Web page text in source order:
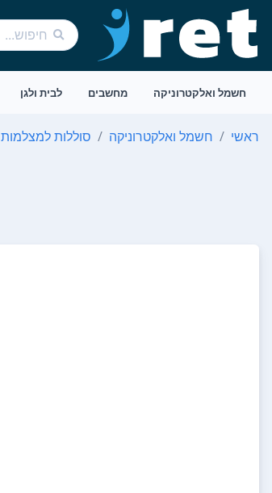
חשמל ואלקטרוניקה מחשבים לבית ולגן
ראשי חשמל ואלקטרוניקה סוללות למצלמות